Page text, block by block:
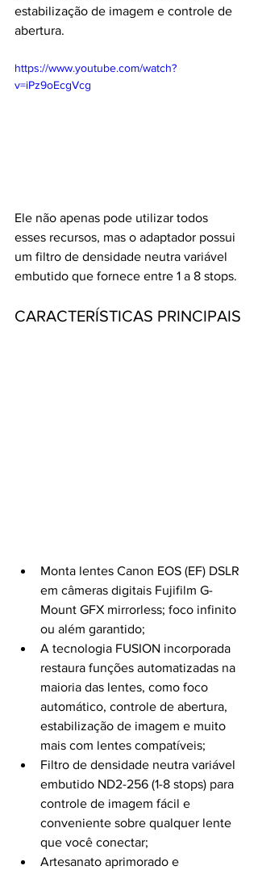
estabilização de imagem e controle de
abertura.
https://www.youtube.com/watch?
v=iPz9oEcgVcg
Ele não apenas pode utilizar todos
esses recursos, mas o adaptador possui
um filtro de densidade neutra variável
embutido que fornece entre 1 a 8 stops.
CARACTERÍSTICAS PRINCIPAIS
Monta lentes Canon EOS (EF) DSLR
em câmeras digitais Fujifilm G-
Mount GFX mirrorless; foco infinito
ou além garantido;
A tecnologia FUSION incorporada
restaura funções automatizadas na
maioria das lentes, como foco
automático, controle de abertura,
estabilização de imagem e muito
mais com lentes compatíveis;
Filtro de densidade neutra variável
embutido ND2-256 (1-8 stops) para
controle de imagem fácil e
conveniente sobre qualquer lente
que você conectar;
Artesanato aprimorado e